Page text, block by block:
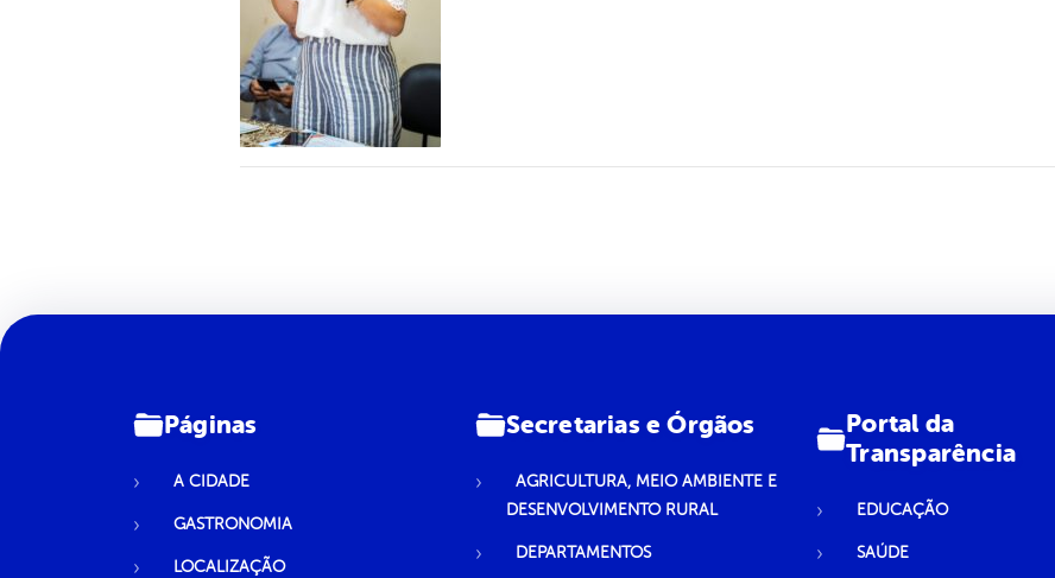
Páginas
A CIDADE
GASTRONOMIA
LOCALIZAÇÃO
Secretarias e Órgãos
AGRICULTURA, MEIO AMBIENTE E
DESENVOLVIMENTO RURAL
DEPARTAMENTOS
Portal da
Transparência
EDUCAÇÃO
SAÚDE